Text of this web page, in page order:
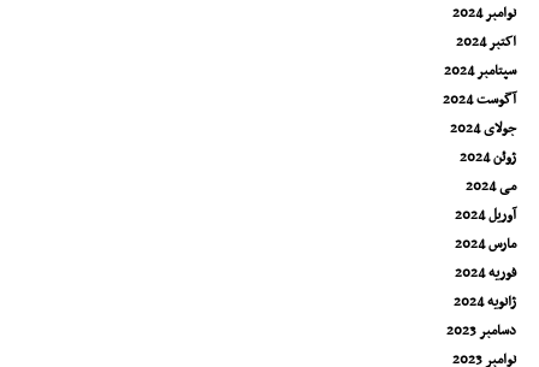
نوامبر 2024
اکتبر 2024
سپتامبر 2024
آگوست 2024
جولای 2024
ژوئن 2024
می 2024
آوریل 2024
مارس 2024
فوریه 2024
ژانویه 2024
دسامبر 2023
نوامبر 2023